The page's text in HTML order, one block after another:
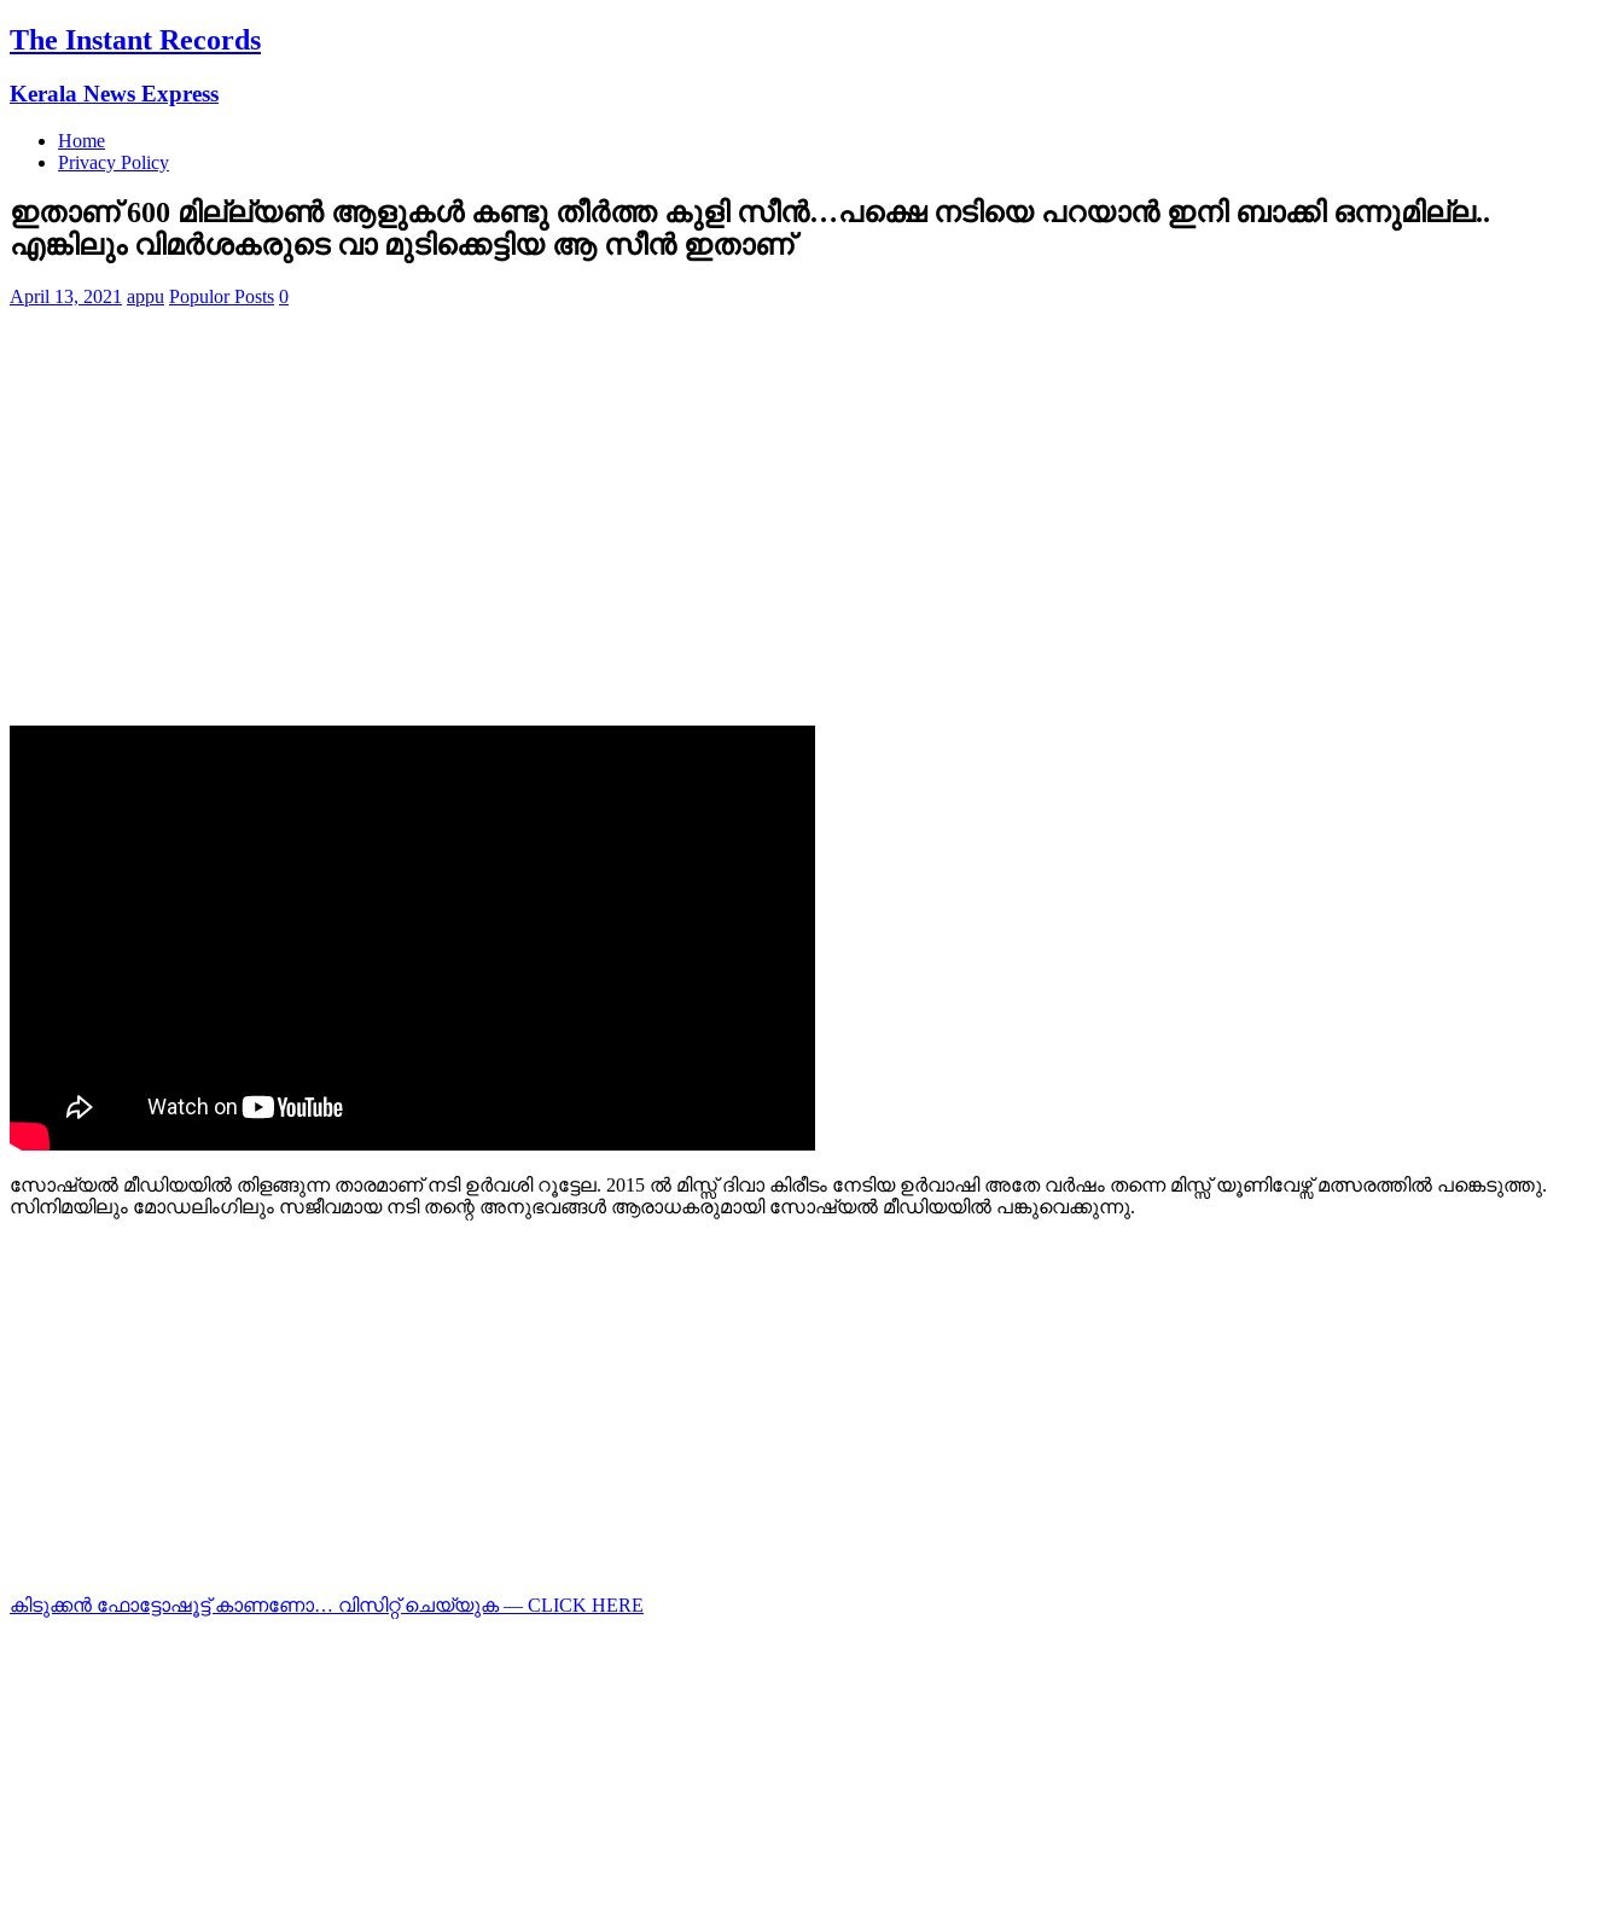
The Instant Records
Kerala News Express
Home
Privacy Policy
ഇതാണ് 600 മില്ല്യണ്‍ ആളുകള്‍ കണ്ടു തീര്‍ത്ത കുളി സീന്‍…പക്ഷെ നടിയെ പറയാന്‍ ഇനി ബാക്കി ഒന്നുമില്ല..
എങ്കിലും വിമര്‍ശകരുടെ വാ മുടിക്കെട്ടിയ ആ സീന്‍ ഇതാണ്
April 13, 2021 appu Populor Posts 0
സോഷ്യൽ മീഡിയയിൽ തിളങ്ങുന്ന താരമാണ് നടി ഉര്‍വശി റൂട്ടേല. 2015 ൽ മിസ്സ് ദിവാ കിരീടം നേടിയ ഉർവാഷി അതേ വർഷം തന്നെ മിസ്സ് യൂണിവേഴ്സ് മത്സരത്തിൽ പങ്കെടുത്തു.
സിനിമയിലും മോഡലിംഗിലും സജീവമായ നടി തന്റെ അനുഭവങ്ങൾ ആരാധകരുമായി സോഷ്യൽ മീഡിയയിൽ പങ്കുവെക്കുന്നു.
കിടുക്കന്‍ ഫോട്ടോഷൂട്ട്‌ കാണണോ… വിസിറ്റ് ചെയ്യുക — CLICK HERE